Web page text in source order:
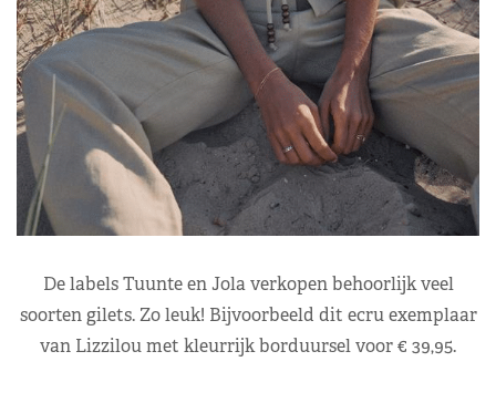
De labels Tuunte en Jola verkopen behoorlijk veel
soorten gilets. Zo leuk! Bijvoorbeeld dit ecru exemplaar
van Lizzilou met kleurrijk borduursel voor € 39,95.